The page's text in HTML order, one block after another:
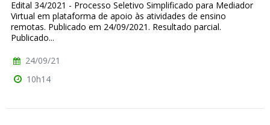
Edital 34/2021 - Processo Seletivo Simplificado para Mediador
Virtual em plataforma de apoio às atividades de ensino
remotas. Publicado em 24/09/2021. Resultado parcial.
Publicado...
24/09/21
10h14